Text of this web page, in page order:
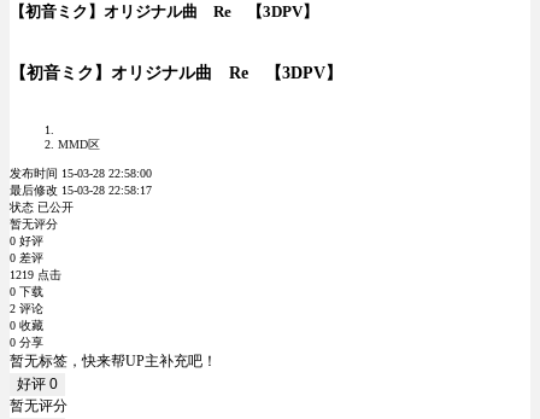
【初音ミク】オリジナル曲 Re 【3DPV】
【初音ミク】オリジナル曲 Re 【3DPV】
MMD区
发布时间 15-03-28 22:58:00
最后修改 15-03-28 22:58:17
状态 已公开
暂无评分
0 好评
0 差评
1219 点击
0 下载
2 评论
0 收藏
0 分享
暂无标签，快来帮UP主补充吧！
好评 0
暂无评分